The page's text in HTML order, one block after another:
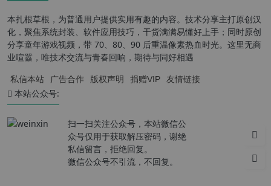
本扎根草根，为普通用户提供实用有趣的内容。技术分享主打原创汉
化，聚焦系统封装、软件应用技巧，干货满满易懂好上手；同时原创
分享童年游戏视频，带 70、80、90 后重温像素热血时光。这里无商
业喧嚣，唯技术交流与青春回响，期待与同好相遇
私信本站 广告合作 版权声明 捐赠VIP 友情链接
本站公众号:
扫一扫关注公众号，本站微信公
众号仅用于获取解压密码，谢绝
私信留言，拒绝回复。
微信公众号不引流，不回复。